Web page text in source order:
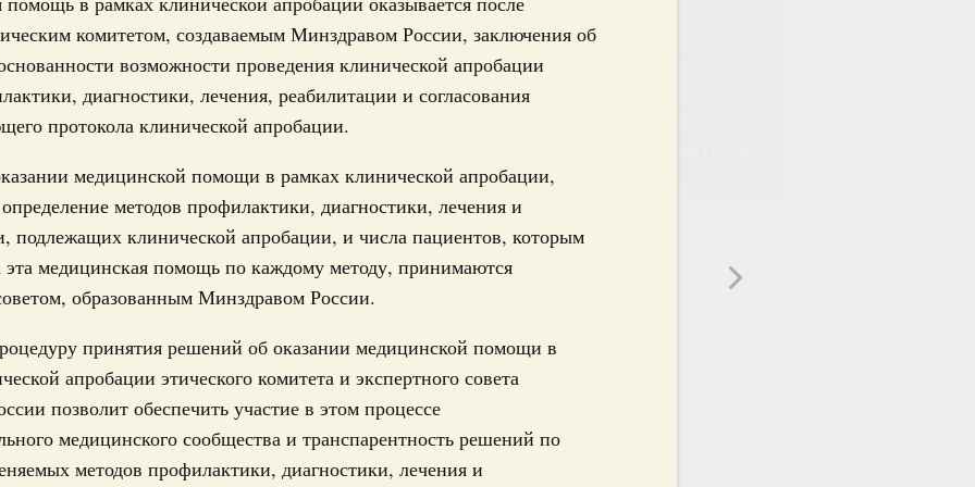
комитетом, создаваемым Минздравом России, заключения об
возможности проведения клинической апробации
диагностики, лечения, реабилитации и согласования
протокола клинической апробации.
медицинской помощи в рамках клинической апробации,
методов профилактики, диагностики, лечения и
подлежащих клинической апробации, и числа пациентов, которым
эта медицинская помощь по каждому методу, принимаются
образованным Минздравом России.
принятия решений об оказании медицинской помощи в
апробации этического комитета и экспертного совета
позволит обеспечить участие в этом процессе
медицинского сообщества и транспарентность решений по
методов профилактики, диагностики, лечения и
29 апреля 2026 года
апреля, среда
21 апреля 2026 года
суббота
16 апреля 2026 года
суббота
9 апреля 2026 года
среда
30 марта 2026 года
Email